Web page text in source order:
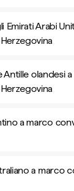
Emirati Arabi
Antille olandesi
a marco
a marco